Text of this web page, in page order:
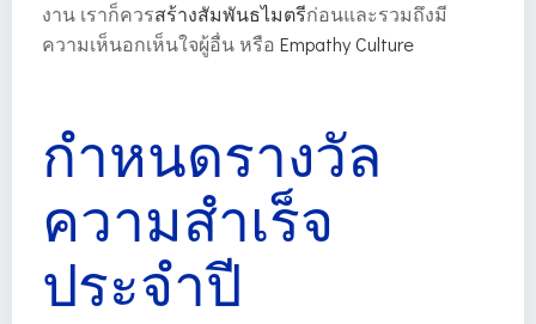
งาน เราก็ควรสร้างสัมพันธไมตรีก่อนและรวมถึงมี
ความเห็นอกเห็นใจผู้อื่น หรือ Empathy Culture
กำหนดรางวัล
ความสำเร็จ
ประจำปี